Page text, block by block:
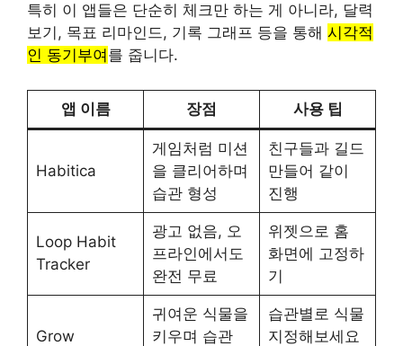
특히 이 앱들은 단순히 체크만 하는 게 아니라, 달력
보기, 목표 리마인드, 기록 그래프 등을 통해 시각적
인 동기부여 를 줍니다.
앱 이름 장점 사용 팁
Habitica
게임처럼 미션
을 클리어하며
습관 형성
친구들과 길드
만들어 같이
진행
Loop Habit
Tracker
광고 없음, 오
프라인에서도
완전 무료
위젯으로 홈
화면에 고정하
기
Grow
귀여운 식물을
키우며 습관
습관별로 식물
지정해보세요